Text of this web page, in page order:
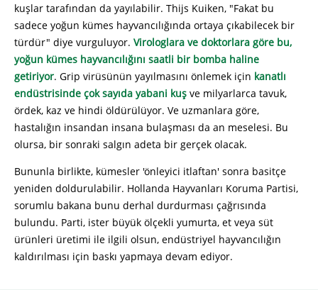
kuşlar tarafından da yayılabilir. Thijs Kuiken, "Fakat bu
sadece yoğun kümes hayvancılığında ortaya çıkabilecek bir
türdür" diye vurguluyor. Virologlara ve doktorlara göre bu,
yoğun kümes hayvancılığını saatli bir bomba haline
getiriyor. Grip virüsünün yayılmasını önlemek için kanatlı
endüstrisinde çok sayıda yabani kuş ve milyarlarca tavuk,
ördek, kaz ve hindi öldürülüyor. Ve uzmanlara göre,
hastalığın insandan insana bulaşması da an meselesi. Bu
olursa, bir sonraki salgın adeta bir gerçek olacak.
Bununla birlikte, kümesler 'önleyici itlaftan' sonra basitçe
yeniden doldurulabilir. Hollanda Hayvanları Koruma Partisi,
sorumlu bakana bunu derhal durdurması çağrısında
bulundu. Parti, ister büyük ölçekli yumurta, et veya süt
ürünleri üretimi ile ilgili olsun, endüstriyel hayvancılığın
kaldırılması için baskı yapmaya devam ediyor.